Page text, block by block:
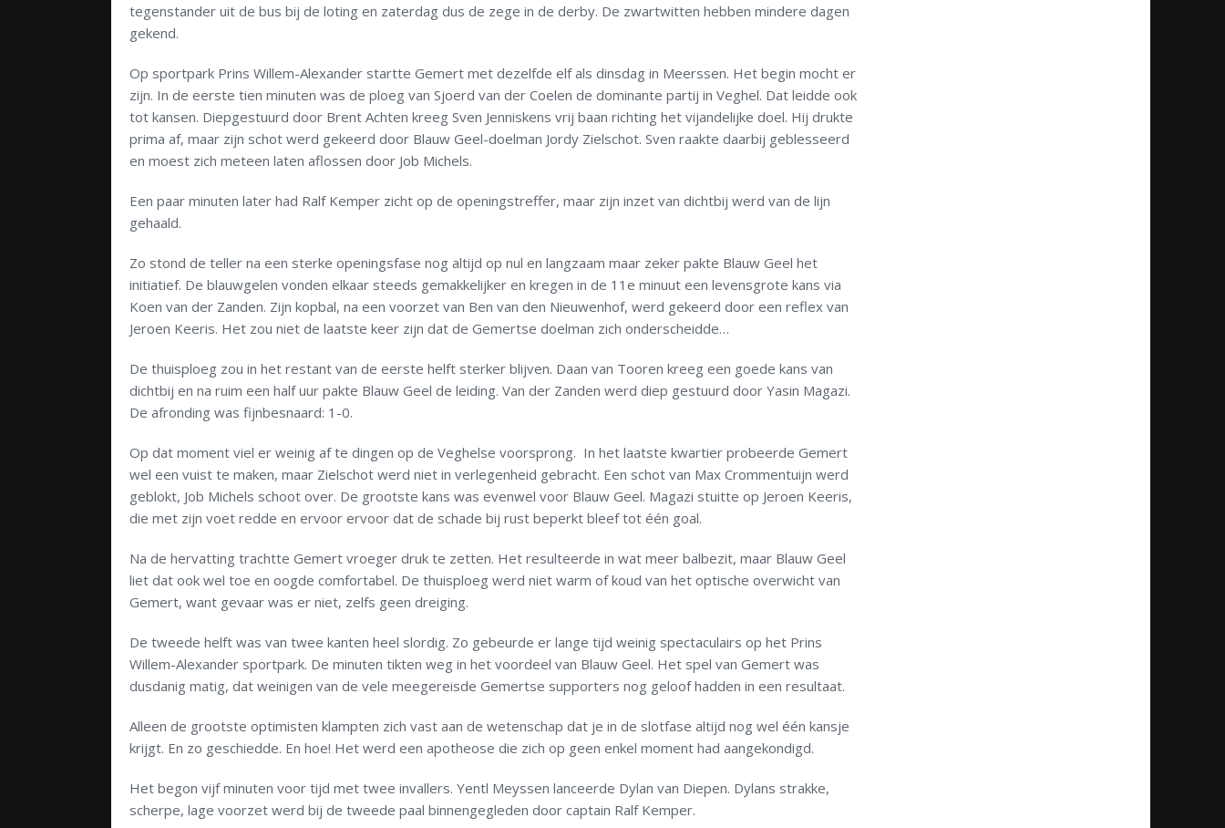
tegenstander uit de bus bij de loting en zaterdag dus de zege in de derby. De zwartwitten hebben mindere dagen
gekend.
Op sportpark Prins Willem-Alexander startte Gemert met dezelfde elf als dinsdag in Meerssen. Het begin mocht er
zijn. In de eerste tien minuten was de ploeg van Sjoerd van der Coelen de dominante partij in Veghel. Dat leidde ook
tot kansen. Diepgestuurd door Brent Achten kreeg Sven Jenniskens vrij baan richting het vijandelijke doel. Hij drukte
prima af, maar zijn schot werd gekeerd door Blauw Geel-doelman Jordy Zielschot. Sven raakte daarbij geblesseerd
en moest zich meteen laten aflossen door Job Michels.
Een paar minuten later had Ralf Kemper zicht op de openingstreffer, maar zijn inzet van dichtbij werd van de lijn
gehaald.
Zo stond de teller na een sterke openingsfase nog altijd op nul en langzaam maar zeker pakte Blauw Geel het
initiatief. De blauwgelen vonden elkaar steeds gemakkelijker en kregen in de 11e minuut een levensgrote kans via
Koen van der Zanden. Zijn kopbal, na een voorzet van Ben van den Nieuwenhof, werd gekeerd door een reflex van
Jeroen Keeris. Het zou niet de laatste keer zijn dat de Gemertse doelman zich onderscheidde…
De thuisploeg zou in het restant van de eerste helft sterker blijven. Daan van Tooren kreeg een goede kans van
dichtbij en na ruim een half uur pakte Blauw Geel de leiding. Van der Zanden werd diep gestuurd door Yasin Magazi.
De afronding was fijnbesnaard: 1-0.
Op dat moment viel er weinig af te dingen op de Veghelse voorsprong. In het laatste kwartier probeerde Gemert
wel een vuist te maken, maar Zielschot werd niet in verlegenheid gebracht. Een schot van Max Crommentuijn werd
geblokt, Job Michels schoot over. De grootste kans was evenwel voor Blauw Geel. Magazi stuitte op Jeroen Keeris,
die met zijn voet redde en ervoor ervoor dat de schade bij rust beperkt bleef tot één goal.
Na de hervatting trachtte Gemert vroeger druk te zetten. Het resulteerde in wat meer balbezit, maar Blauw Geel
liet dat ook wel toe en oogde comfortabel. De thuisploeg werd niet warm of koud van het optische overwicht van
Gemert, want gevaar was er niet, zelfs geen dreiging.
De tweede helft was van twee kanten heel slordig. Zo gebeurde er lange tijd weinig spectaculairs op het Prins
Willem-Alexander sportpark. De minuten tikten weg in het voordeel van Blauw Geel. Het spel van Gemert was
dusdanig matig, dat weinigen van de vele meegereisde Gemertse supporters nog geloof hadden in een resultaat.
Alleen de grootste optimisten klampten zich vast aan de wetenschap dat je in de slotfase altijd nog wel één kansje
krijgt. En zo geschiedde. En hoe! Het werd een apotheose die zich op geen enkel moment had aangekondigd.
Het begon vijf minuten voor tijd met twee invallers. Yentl Meyssen lanceerde Dylan van Diepen. Dylans strakke,
scherpe, lage voorzet werd bij de tweede paal binnengegleden door captain Ralf Kemper.